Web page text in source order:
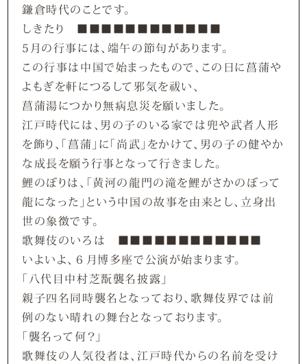
鎌倉時代のことです。
しきたり ■■■■■■■■■■■■
5月の行事には、端午の節句があります。
この行事は中国で始まったもので、この日に菖蒲や
よもぎを軒につるして邪気を祓い、
菖蒲湯につかり無病息災を願いました。
江戸時代には、男の子のいる家では兜や武者人形
を飾り、「菖蒲」に「尚武」をかけて、男の子の健やか
な成長を願う行事となって行きました。
鯉のぼりは、「黄河の龍門の滝を鯉がさかのぼって
龍になった」という中国の故事を由来とし、立身出
世の象徴です。
歌舞伎のいろは ■■■■■■■■■■■■
いよいよ、６月博多座で公演が始まります。
「八代目中村芝翫襲名披露」
親子四名同時襲名となっており、歌舞伎界では前
例のない晴れの舞台となっております。
「襲名って何？」
歌舞伎の人気役者は、江戸時代からの名前を受け